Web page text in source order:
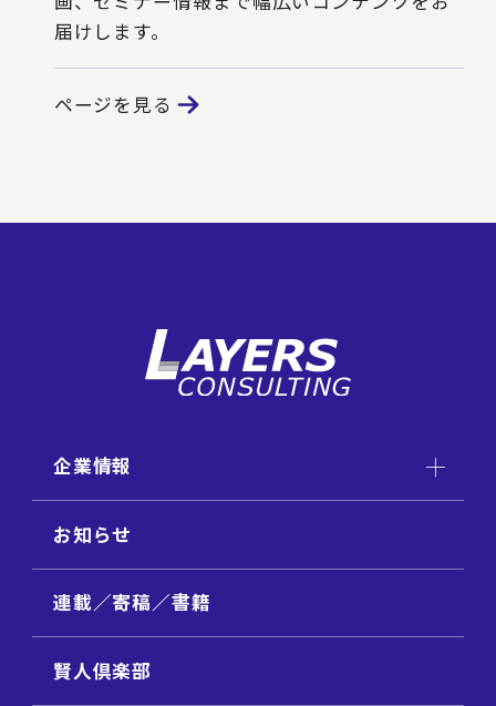
届けします。
ページを見る
企業情報
お知らせ
連載／寄稿／書籍
賢人倶楽部